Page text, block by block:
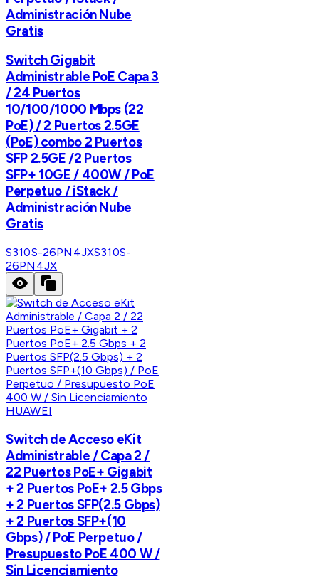
Administración Nube
Gratis
Switch Gigabit
Administrable PoE Capa 3
/ 24 Puertos
10/100/1000 Mbps (22
PoE) / 2 Puertos 2.5GE
(PoE) combo 2 Puertos
SFP 2.5GE /2 Puertos
SFP+ 10GE / 400W / PoE
Perpetuo / iStack /
Administración Nube
Gratis
S310S-26PN4JXS310S-
26PN4JX
HUAWEI
Switch de Acceso eKit
Administrable / Capa 2 /
22 Puertos PoE+ Gigabit
+ 2 Puertos PoE+ 2.5 Gbps
+ 2 Puertos SFP(2.5 Gbps)
+ 2 Puertos SFP+(10
Gbps) / PoE Perpetuo /
Presupuesto PoE 400 W /
Sin Licenciamiento